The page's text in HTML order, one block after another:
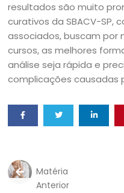
resultados são muito
curativos da SBACV-SP,
associados, buscam por
cursos, as melhores
análise seja rápida e
complicações causadas
Matéria
Anterior